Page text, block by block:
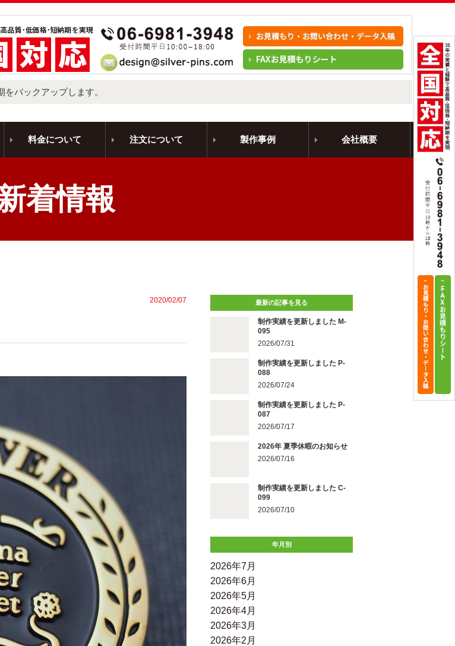
バックアップします。
料金について 注文について 製作事例 会社概要
着情報
2020/02/07 最新の記事を見る
制作実績を更新しました M-
095
2026/07/31
制作実績を更新しました P-
088
2026/07/24
制作実績を更新しました P-
087
2026/07/17
2026年 夏季休暇のお知らせ
2026/07/16
制作実績を更新しました C-
099
2026/07/10
年月別
2026年7月
2026年6月
2026年5月
2026年4月
2026年3月
2026年2月